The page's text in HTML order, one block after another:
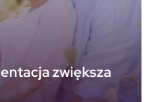
zwiększa